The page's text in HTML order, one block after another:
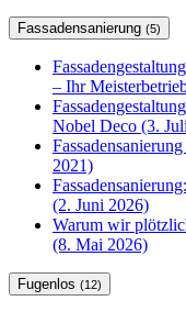
Fassadensanierung (5)
– Ihr
Nobel Deco (3.
2021)
(2. Juni 2026)
Warum wir
(8. Mai 2026)
Fugenlos (12)